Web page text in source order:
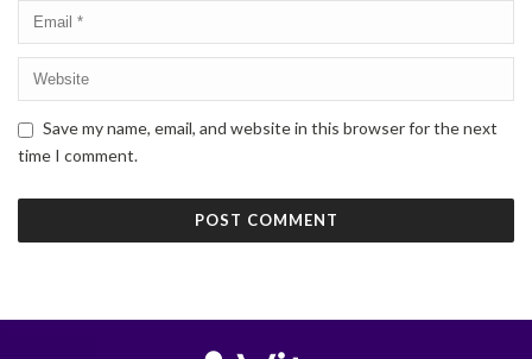
Save my name, email, and website in this browser for the next
time I comment.